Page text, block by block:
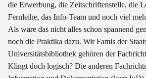
die Erwerbung, die Zeitschriftenstelle, die
Fernleihe, das Info-Team und noch viel
Als wäre das nicht alles schon spannend
noch die Praktika dazu. Wir Famis der
Universitätsbibliothek gehören der
Klingt doch logisch? Die anderen